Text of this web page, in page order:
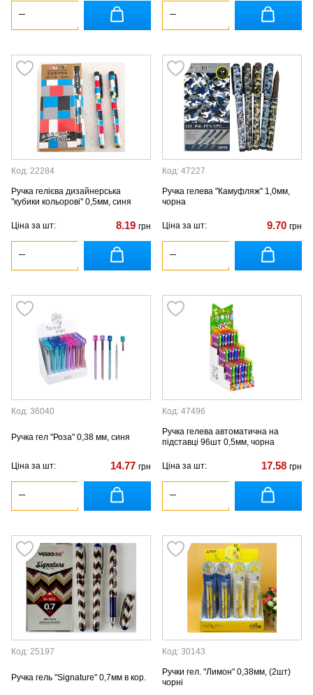
Код: 22284
Ручка гелієва дизайнерська
"кубики кольорові" 0,5мм, синя
Ціна за шт: 8.19 грн
Код: 47227
Ручка гелева "Камуфляж" 1,0мм,
чорна
Ціна за шт: 9.70 грн
Код: 36040
Ручка гел "Роза" 0,38 мм, синя
Ціна за шт: 14.77 грн
Код: 47496
Ручка гелева автоматична на
підставці 96шт 0,5мм, чорна
Ціна за шт: 17.58 грн
Код: 25197
Ручка гель "Signature" 0,7мм в кор.
Код: 30143
Ручки гел. "Лимон" 0,38мм, (2шт)
чорні